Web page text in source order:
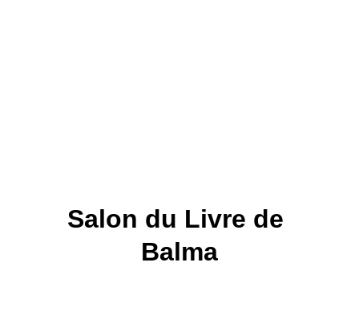
Salon du Livre de
Balma